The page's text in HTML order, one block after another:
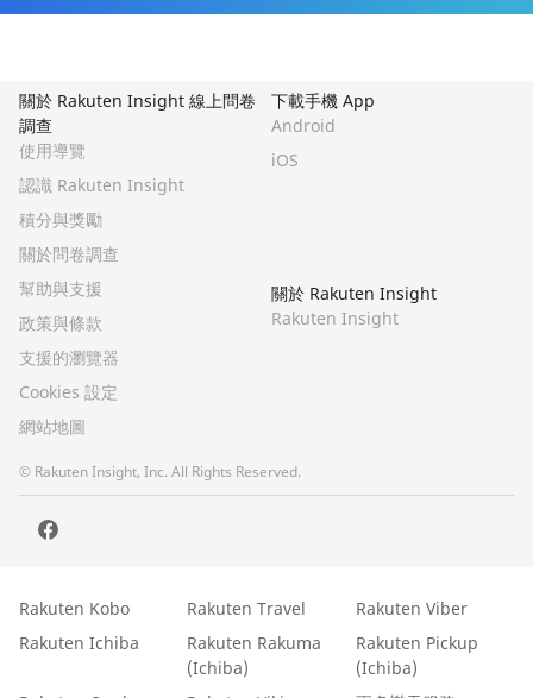
關於 Rakuten Insight 線上問卷
調查
使用導覽
認識 Rakuten Insight
積分與獎勵
關於問卷調查
幫助與支援
政策與條款
支援的瀏覽器
Cookies 設定
網站地圖
下載手機 App
Android
iOS
關於 Rakuten Insight
Rakuten Insight
© Rakuten Insight, Inc. All Rights Reserved.
Rakuten Kobo Rakuten Travel
Rakuten Viber
Rakuten Ichiba
Rakuten Rakuma
(Ichiba)
Rakuten Pickup
(Ichiba)